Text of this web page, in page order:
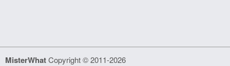
MisterWhatCopyright © 2011-2026